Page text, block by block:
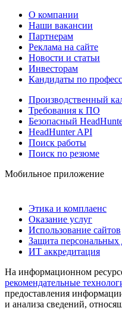
О компании
Наши вакансии
Партнерам
Реклама на сайте
Новости и статьи
Инвесторам
Кандидаты по
Производственный
Требования к ПО
Безопасный
HeadHunter API
Поиск работы
Поиск по резюме
Мобильное приложение
Этика и комплаенс
Оказание услуг
Использование сайтов
Защита
ИТ аккредитация
На информационном
рекомендательные
предоставления
и анализа сведений,